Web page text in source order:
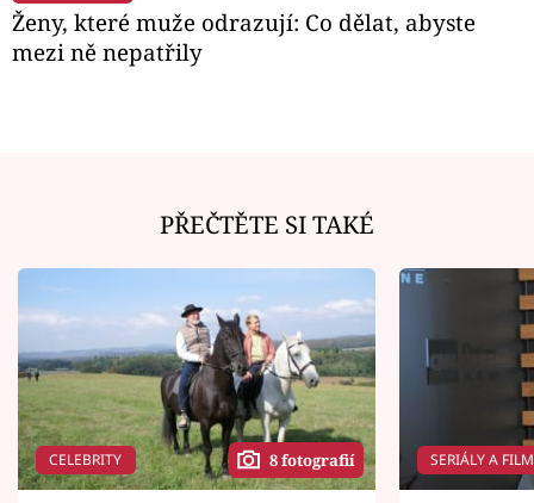
Ženy, které muže odrazují: Co dělat, abyste
mezi ně nepatřily
PŘEČTĚTE SI TAKÉ
CELEBRITY 8 fotografií SERIÁLY A